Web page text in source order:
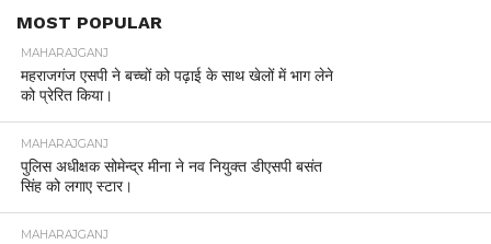
MOST POPULAR
MAHARAJGANJ
महराजगंज एसपी ने बच्चों को पढ़ाई के साथ खेलों में भाग लेने
को प्रेरित किया।
MAHARAJGANJ
पुलिस अधीक्षक सोमेन्द्र मीना ने नव नियुक्त डीएसपी बसंत
सिंह को लगाए स्टार।
MAHARAJGANJ